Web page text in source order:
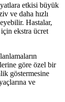
etkisi büyük
ve daha hızlı
Hastalar,
ekstra ücret
göre özel bir
göstermesine
ve